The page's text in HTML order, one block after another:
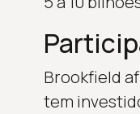
Brookfield
tem